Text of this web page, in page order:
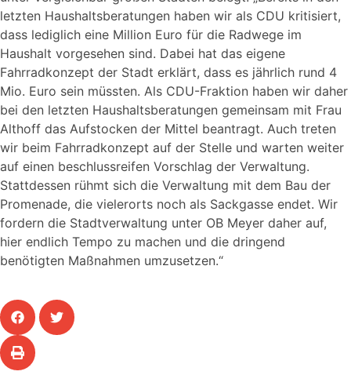
letzten Haushaltsberatungen haben wir als CDU kritisiert,
dass lediglich eine Million Euro für die Radwege im
Haushalt vorgesehen sind. Dabei hat das eigene
Fahrradkonzept der Stadt erklärt, dass es jährlich rund 4
Mio. Euro sein müssten. Als CDU-Fraktion haben wir daher
bei den letzten Haushaltsberatungen gemeinsam mit Frau
Althoff das Aufstocken der Mittel beantragt. Auch treten
wir beim Fahrradkonzept auf der Stelle und warten weiter
auf einen beschlussreifen Vorschlag der Verwaltung.
Stattdessen rühmt sich die Verwaltung mit dem Bau der
Promenade, die vielerorts noch als Sackgasse endet. Wir
fordern die Stadtverwaltung unter OB Meyer daher auf,
hier endlich Tempo zu machen und die dringend
benötigten Maßnahmen umzusetzen.“